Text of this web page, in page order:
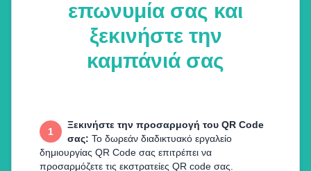
επωνυμία σας και
ξεκινήστε την
καμπάνιά σας
1
Ξεκινήστε την προσαρμογή του QR Code
σας: Το δωρεάν διαδικτυακό εργαλείο
δημιουργίας QR Code σας επιτρέπει να
προσαρμόζετε τις εκστρατείες QR code σας.